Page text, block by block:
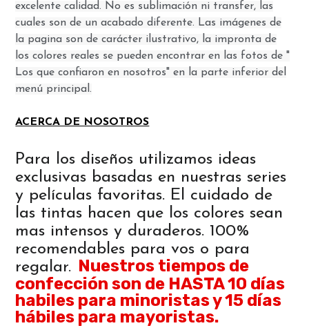
excelente calidad. No es sublimación ni transfer, las
cuales son de un acabado diferente. Las imágenes de
la pagina son de carácter ilustrativo, la impronta de
los colores reales se pueden encontrar en las fotos de "
Los que confiaron en nosotros" en la parte inferior del
menú principal.
ACERCA DE NOSOTROS
Para los diseños utilizamos ideas
exclusivas basadas en nuestras series
y películas favoritas. El cuidado de
las tintas hacen que los colores sean
mas intensos y duraderos. 100%
recomendables para vos o para
regalar. Nuestros tiempos de
confección son de HASTA 10 días
habiles para minoristas y 15 días
hábiles para mayoristas.